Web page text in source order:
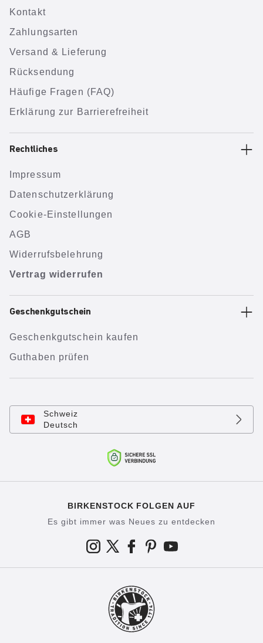
Kontakt
Zahlungsarten
Versand & Lieferung
Rücksendung
Häufige Fragen (FAQ)
Erklärung zur Barrierefreiheit
Rechtliches
Impressum
Datenschutzerklärung
Cookie-Einstellungen
AGB
Widerrufsbelehrung
Vertrag widerrufen
Geschenkgutschein
Geschenkgutschein kaufen
Guthaben prüfen
Schweiz
Deutsch
BIRKENSTOCK FOLGEN AUF
Es gibt immer was Neues zu entdecken